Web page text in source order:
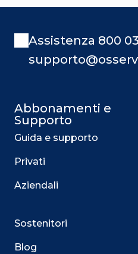
Assistenza 800
Abbonamenti e
Supporto
Guida e supporto
Privati
Aziendali
Sostenitori
Blog